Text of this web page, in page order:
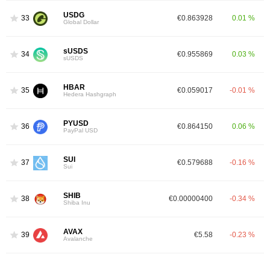
33 USDG
Global Dollar €0.863928 0.01 %
34 sUSDS
sUSDS €0.955869 0.03 %
35 HBAR
Hedera Hashgraph €0.059017 -0.01 %
36 PYUSD
PayPal USD €0.864150 0.06 %
37 SUI
Sui €0.579688 -0.16 %
38 SHIB
Shiba Inu €0.00000400 -0.34 %
39 AVAX
Avalanche €5.58 -0.23 %